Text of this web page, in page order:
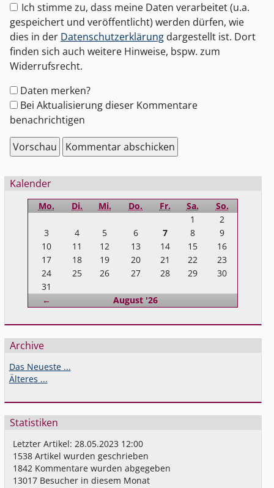
Ich stimme zu, dass meine Daten verarbeitet (u.a.
gespeichert und veröffentlicht) werden dürfen, wie
dies in der Datenschutzerklärung dargestellt ist. Dort
finden sich auch weitere Hinweise, bspw. zum
Widerrufsrecht.
Formular-
Optionen
Daten merken?
Bei Aktualisierung dieser Kommentare
benachrichtigen
Seitenleiste
Kalender
Mo. Di. Mi. Do. Fr. Sa. So.
← August '26
1
2
3
4 5 6 7 8
9
10
11 12 13 14 15
16
17
18 19 20 21 22
23
24
25 26 27 28 29
30
31
Archive
Das Neueste ...
Älteres ...
Statistiken
Letzter Artikel:28.05.2023 12:00
1538 Artikel wurden geschrieben
1842 Kommentare wurden abgegeben
13017 Besucher in diesem Monat